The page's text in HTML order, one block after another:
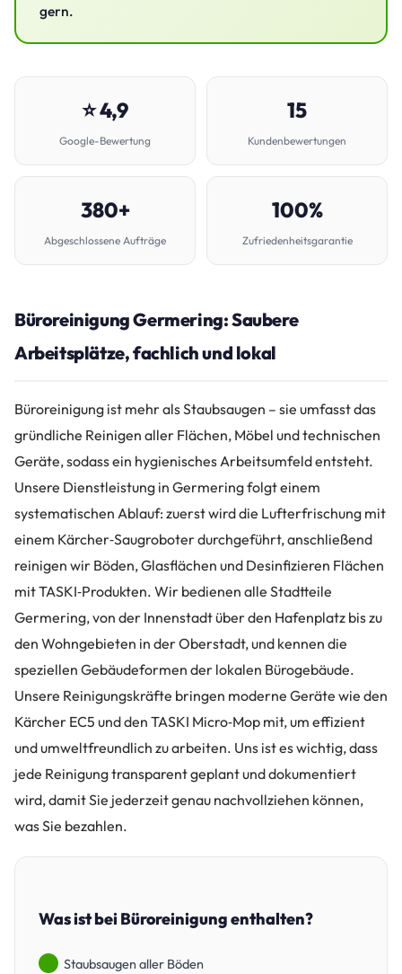
gern.
⭐ 4,9
Google-Bewertung
15
Kundenbewertungen
380+
Abgeschlossene Aufträge
100%
Zufriedenheitsgarantie
Büroreinigung Germering: Saubere
Arbeitsplätze, fachlich und lokal
Büroreinigung ist mehr als Staubsaugen – sie umfasst das
gründliche Reinigen aller Flächen, Möbel und technischen
Geräte, sodass ein hygienisches Arbeitsumfeld entsteht.
Unsere Dienstleistung in Germering folgt einem
systematischen Ablauf: zuerst wird die Lufterfrischung mit
einem Kärcher‑Saugroboter durchgeführt, anschließend
reinigen wir Böden, Glasflächen und Desinfizieren Flächen
mit TASKI‑Produkten. Wir bedienen alle Stadtteile
Germering, von der Innenstadt über den Hafenplatz bis zu
den Wohngebieten in der Oberstadt, und kennen die
speziellen Gebäudeformen der lokalen Bürogebäude.
Unsere Reinigungskräfte bringen moderne Geräte wie den
Kärcher EC5 und den TASKI Micro‑Mop mit, um effizient
und umweltfreundlich zu arbeiten. Uns ist es wichtig, dass
jede Reinigung transparent geplant und dokumentiert
wird, damit Sie jederzeit genau nachvollziehen können,
was Sie bezahlen.
Was ist bei Büroreinigung enthalten?
Staubsaugen aller Böden